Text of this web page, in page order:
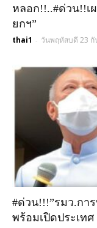
หลอก!!..#ด่วน!!เ
ยกฯ”
thai1 - วันพฤหัสบดี 23 กั
#ด่วน!!!”รมว.กา
พร้อมเปิดประเทศ